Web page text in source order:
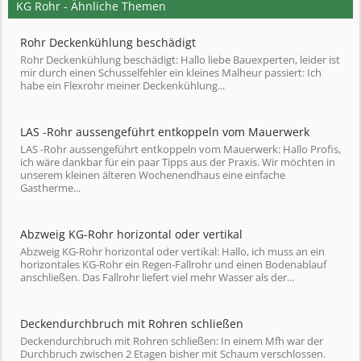
KG Rohr - Ähnliche Themen
Rohr Deckenkühlung beschädigt
Rohr Deckenkühlung beschädigt: Hallo liebe Bauexperten, leider ist
mir durch einen Schusselfehler ein kleines Malheur passiert: Ich
habe ein Flexrohr meiner Deckenkühlung...
LAS -Rohr aussengeführt entkoppeln vom Mauerwerk
LAS -Rohr aussengeführt entkoppeln vom Mauerwerk: Hallo Profis,
ich wäre dankbar für ein paar Tipps aus der Praxis. Wir möchten in
unserem kleinen älteren Wochenendhaus eine einfache
Gastherme...
Abzweig KG-Rohr horizontal oder vertikal
Abzweig KG-Rohr horizontal oder vertikal: Hallo, ich muss an ein
horizontales KG-Rohr ein Regen-Fallrohr und einen Bodenablauf
anschließen. Das Fallrohr liefert viel mehr Wasser als der...
Deckendurchbruch mit Rohren schließen
Deckendurchbruch mit Rohren schließen: In einem Mfh war der
Durchbruch zwischen 2 Etagen bisher mit Schaum verschlossen.